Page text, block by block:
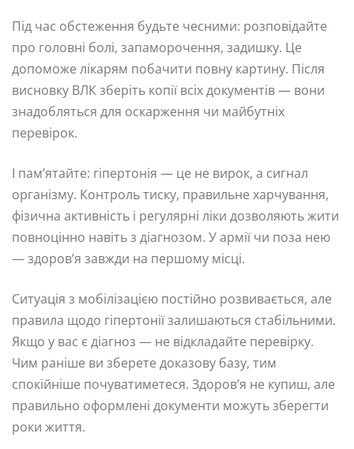
Під час обстеження будьте чесними: розповідайте
про головні болі, запаморочення, задишку. Це
допоможе лікарям побачити повну картину. Після
висновку ВЛК зберіть копії всіх документів — вони
знадобляться для оскарження чи майбутніх
перевірок.
І пам’ятайте: гіпертонія — це не вирок, а сигнал
організму. Контроль тиску, правильне харчування,
фізична активність і регулярні ліки дозволяють жити
повноцінно навіть з діагнозом. У армії чи поза нею
— здоров’я завжди на першому місці.
Ситуація з мобілізацією постійно розвивається, але
правила щодо гіпертонії залишаються стабільними.
Якщо у вас є діагноз — не відкладайте перевірку.
Чим раніше ви зберете доказову базу, тим
спокійніше почуватиметеся. Здоров’я не купиш, але
правильно оформлені документи можуть зберегти
роки життя.